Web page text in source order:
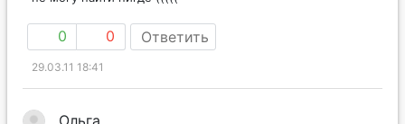
0 0 Ответить
29.03.11 18:41